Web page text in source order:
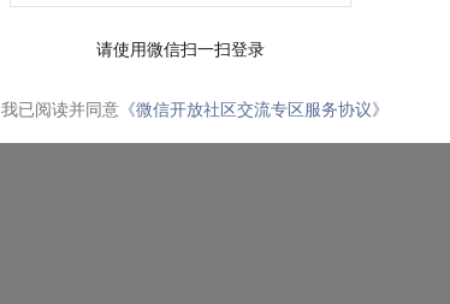
请使用微信扫一扫登录
我已阅读并同意 《微信开放社区交流专区服务协议》